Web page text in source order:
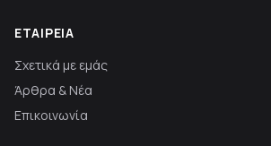
ΕΤΑΙΡΕΊΑ
Σχετικά με εμάς
Άρθρα & Νέα
Επικοινωνία